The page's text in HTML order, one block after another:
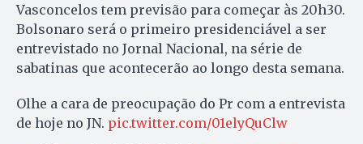
Vasconcelos tem previsão para começar às 20h30.
Bolsonaro será o primeiro presidenciável a ser
entrevistado no Jornal Nacional, na série de
sabatinas que acontecerão ao longo desta semana.
Olhe a cara de preocupação do Pr com a entrevista
de hoje no JN. pic.twitter.com/01elyQuClw